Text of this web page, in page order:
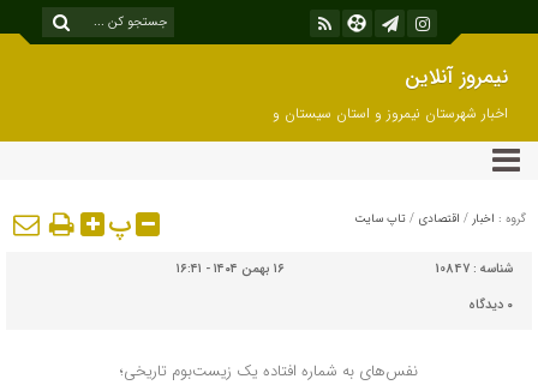
نیمروز آنلاین
اخبار شهرستان نیمروز و استان سیستان و
بلوچستان
گروه : اخبار / اقتصادی / تاپ سایت پ
شناسه : 10847
۱۶ بهمن ۱۴۰۴ - ۱۶:۴۱
۰ دیدگاه
نفس‌های به شماره افتاده یک زیست‌بوم تاریخی؛